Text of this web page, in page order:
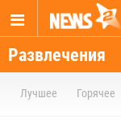
Развлечения
Лучшее Горячее